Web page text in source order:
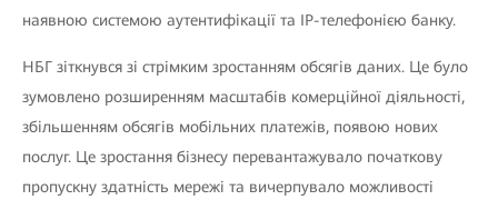
наявною системою аутентифікації та IP-телефонією банку.
НБГ зіткнувся зі стрімким зростанням обсягів даних. Це було
зумовлено розширенням масштабів комерційної діяльності,
збільшенням обсягів мобільних платежів, появою нових
послуг. Це зростання бізнесу перевантажувало початкову
пропускну здатність мережі та вичерпувало можливості